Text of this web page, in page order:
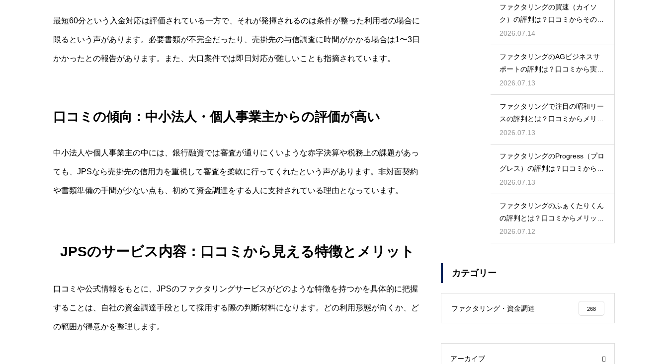
最短60分という入金対応は評価されている一方で、それが発揮されるのは条件が整った利用者の場合に
限るという声があります。必要書類が不完全だったり、売掛先の与信調査に時間がかかる場合は1〜3日
かかったとの報告があります。また、大口案件では即日対応が難しいことも指摘されています。
口コミの傾向：中小法人・個人事業主からの評価が高い
中小法人や個人事業主の中には、銀行融資では審査が通りにくいような赤字決算や税務上の課題があっ
ても、JPSなら売掛先の信用力を重視して審査を柔軟に行ってくれたという声があります。非対面契約
や書類準備の手間が少ない点も、初めて資金調達をする人に支持されている理由となっています。
JPSのサービス内容：口コミから見える特徴とメリット
口コミや公式情報をもとに、JPSのファクタリングサービスがどのような特徴を持つかを具体的に把握
することは、自社の資金調達手段として採用する際の判断材料になります。どの利用形態が向くか、ど
の範囲が得意かを整理します。
ファクタリングの買速（カイソ
ク）の評判は？口コミからその実
態を徹底解説
2026.07.14
ファクタリングのAGビジネスサ
ポートの評判は？口コミから実態
を徹底解説
2026.07.13
ファクタリングで注目の昭和リー
スの評判とは？口コミからメリッ
トを徹底解説
2026.07.13
ファクタリングのProgress（プロ
グレス）の評判は？口コミから検
証
2026.07.13
ファクタリングのふぁくたりくん
の評判とは？口コミからメリット
を徹底解説
2026.07.12
カテゴリー
ファクタリング・資金調達 268
アーカイブ